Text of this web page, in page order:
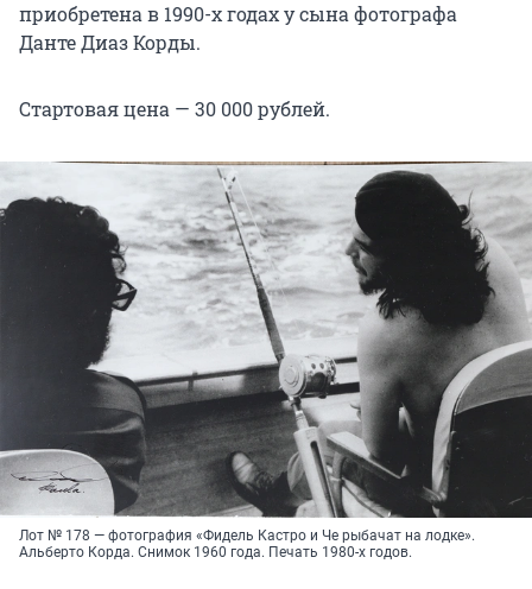
приобретена в 1990-х годах у сына фотографа
Данте Диаз Корды.
Стартовая цена — 30 000 рублей.
Лот № 178 — фотография «Фидель Кастро и Че рыбачат на лодке».
Альберто Корда. Снимок 1960 года. Печать 1980-х годов.